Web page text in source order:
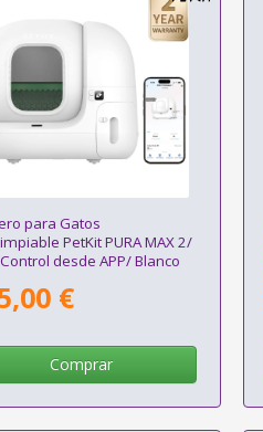
para Gatos
PetKit PURA MAX 2/
desde APP/ Blanco
€
Comprar